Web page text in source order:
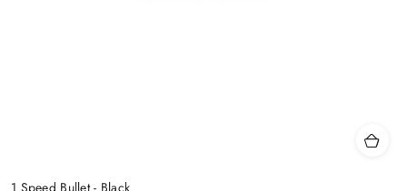
1 Speed Bullet - Black